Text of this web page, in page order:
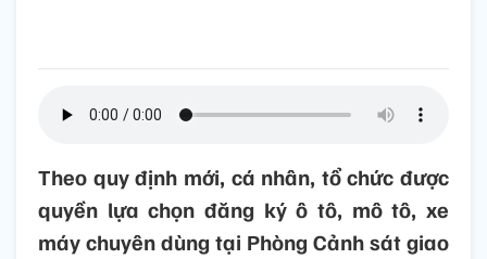
Theo quy định mới, cá nhân, tổ chức được
quyền lựa chọn đăng ký ô tô, mô tô, xe
máy chuyên dùng tại Phòng Cảnh sát giao